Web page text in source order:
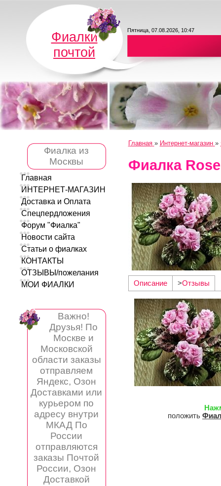
Фиалки
почтой
Пятница, 07.08.2026, 10:47
Фиалка из
Москвы
Главная
ИНТЕРНЕТ-МАГАЗИН
Доставка и Оплата
Спецпердложения
Форум "Фиалка"
Новости сайта
Статьи о фиалках
КОНТАКТЫ
ОТЗЫВЫ/пожелания
МОИ ФИАЛКИ
Важно!
Друзья! По
Москве и
Московской
области заказы
отправляем
Яндекс, Озон
Доставками или
курьером по
адресу внутри
МКАД По
России
отправляются
заказы Почтой
России, Озон
Доставкой
Главная » Интернет-магазин »
Фиалка
Описание >Отзывы
положить